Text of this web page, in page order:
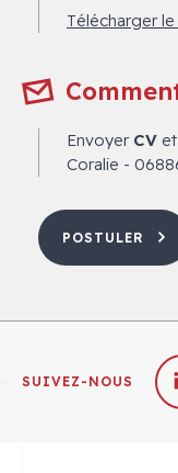
Télécharger
Envoyer CV et
Coralie -
POSTULER
SUIVEZ-NOUS